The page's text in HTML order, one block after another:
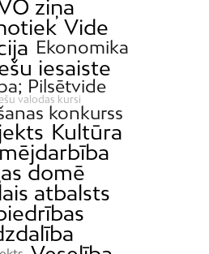
ziņa
Vide
Ekonomika
iesaiste
Pilsētvide
valodas kursi
konkurss
Kultūra
domē
atbalsts